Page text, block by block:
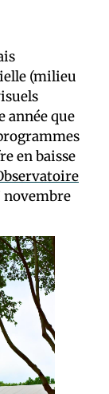
(milieu
année que
en baisse
novembre